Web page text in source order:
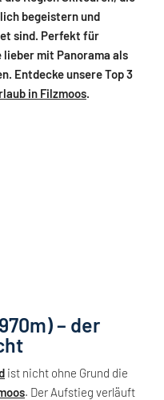
begeistern und
sind. Perfekt für
lieber mit Panorama als
Entdecke unsere Top 3
in Filzmoos.
– der
ist nicht ohne Grund die
. Der Aufstieg verläuft